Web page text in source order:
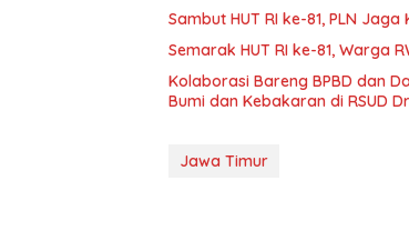
Sambut HUT RI ke-81, PLN
Semarak HUT RI ke-81, Warga
Kolaborasi Bareng BPBD dan
Bumi dan Kebakaran di RSUD
Jawa Timur